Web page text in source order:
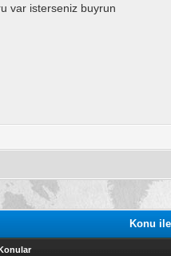
var isterseniz buyrun
Konu